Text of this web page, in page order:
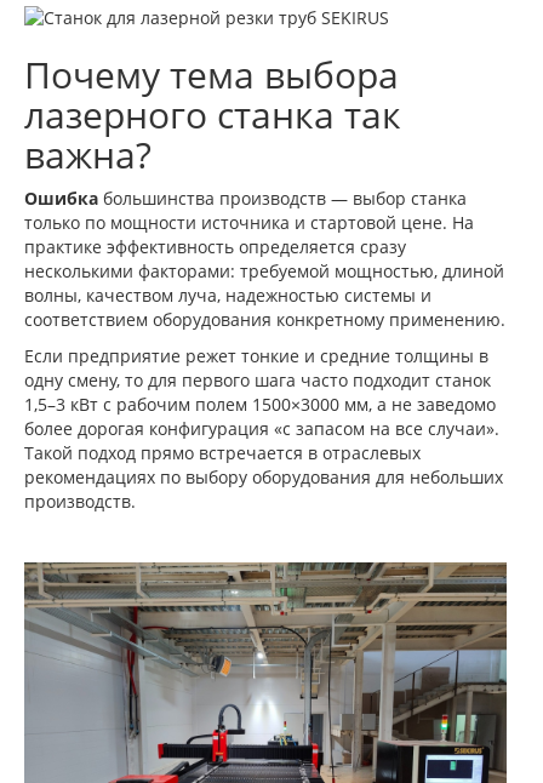
Почему тема выбора
лазерного станка так
важна?
Ошибка большинства производств — выбор станка
только по мощности источника и стартовой цене. На
практике эффективность определяется сразу
несколькими факторами: требуемой мощностью, длиной
волны, качеством луча, надежностью системы и
соответствием оборудования конкретному применению.
Если предприятие режет тонкие и средние толщины в
одну смену, то для первого шага часто подходит станок
1,5–3 кВт с рабочим полем 1500×3000 мм, а не заведомо
более дорогая конфигурация «с запасом на все случаи».
Такой подход прямо встречается в отраслевых
рекомендациях по выбору оборудования для небольших
производств.